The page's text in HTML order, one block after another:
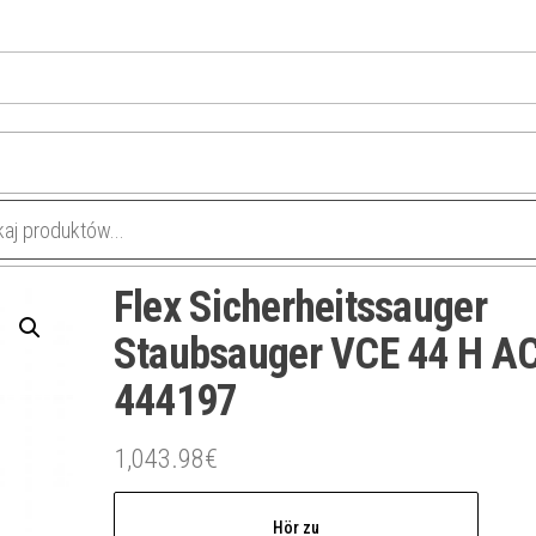
Flex Sicherheitssauger
Staubsauger VCE 44 H
444197
1,043.98€
Hör zu